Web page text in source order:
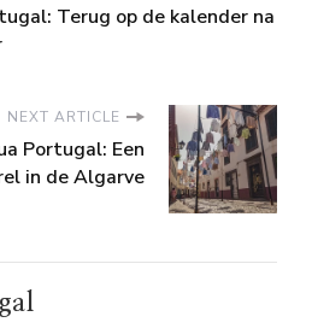
Terug op de kalender na
NEXT ARTICLE
Portugal: Een
in de Algarve